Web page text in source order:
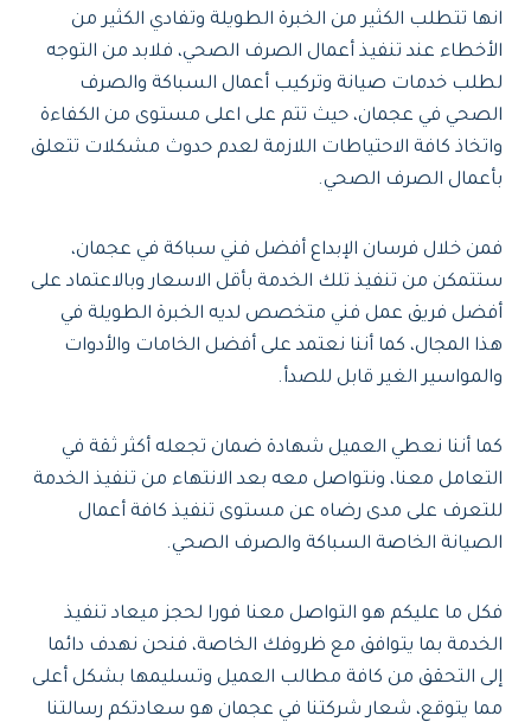
انها تتطلب الكثير من الخبرة الطويلة وتفادي الكثير من
الأخطاء عند تنفيذ أعمال الصرف الصحي، فلابد من التوجه
لطلب خدمات صيانة وتركيب أعمال السباكة والصرف
الصحي في عجمان، حيث تتم على اعلى مستوى من الكفاءة
واتخاذ كافة الاحتياطات اللازمة لعدم حدوث مشكلات تتعلق
بأعمال الصرف الصحي.
فمن خلال فرسان الإبداع أفضل فني سباكة في عجمان،
ستتمكن من تنفيذ تلك الخدمة بأقل الاسعار وبالاعتماد على
أفضل فريق عمل فني متخصص لديه الخبرة الطويلة في
هذا المجال، كما أننا نعتمد على أفضل الخامات والأدوات
والمواسير الغير قابل للصدأ.
كما أننا نعطي العميل شهادة ضمان تجعله أكثر ثقة في
التعامل معنا، ونتواصل معه بعد الانتهاء من تنفيذ الخدمة
للتعرف على مدى رضاه عن مستوى تنفيذ كافة أعمال
الصيانة الخاصة السباكة والصرف الصحي.
فكل ما عليكم هو التواصل معنا فورا لحجز ميعاد تنفيذ
الخدمة بما يتوافق مع ظروفك الخاصة، فنحن نهدف دائما
إلى التحقق من كافة مطالب العميل وتسليمها بشكل أعلى
مما يتوقع، شعار شركتنا في عجمان هو سعادتكم رسالتنا